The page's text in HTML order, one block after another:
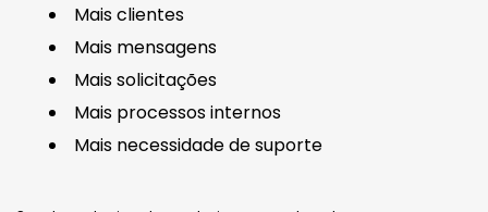
Mais clientes
Mais mensagens
Mais solicitações
Mais processos internos
Mais necessidade de suporte